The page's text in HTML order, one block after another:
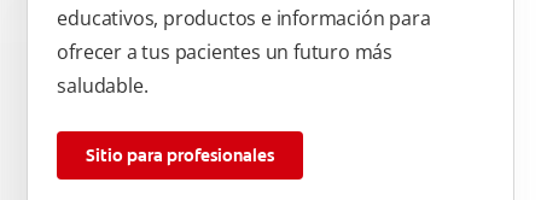
educativos, productos e información para
ofrecer a tus pacientes un futuro más
saludable.
Sitio para profesionales